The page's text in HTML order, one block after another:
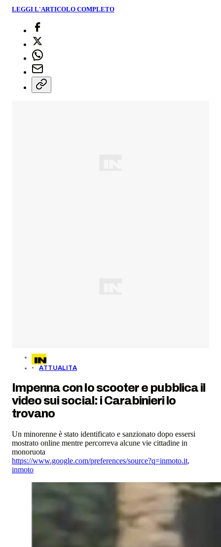
LEGGI L'ARTICOLO COMPLETO
ATTUALITA
Impenna con lo scooter e pubblica il
video sui social: i Carabinieri lo
trovano
Un minorenne è stato identificato e sanzionato dopo essersi
mostrato online mentre percorreva alcune vie cittadine in
monoruota
https://www.google.com/preferences/source?q=inmoto.it,
inmoto